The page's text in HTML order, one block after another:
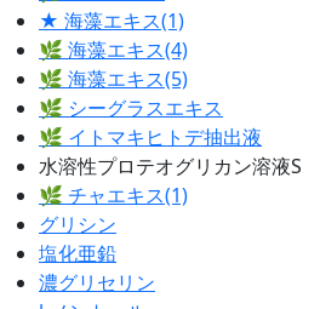
★ 海藻エキス(1)
🌿 海藻エキス(4)
🌿 海藻エキス(5)
🌿 シーグラスエキス
🌿 イトマキヒトデ抽出液
水溶性プロテオグリカン溶液S
🌿 チャエキス(1)
グリシン
塩化亜鉛
濃グリセリン